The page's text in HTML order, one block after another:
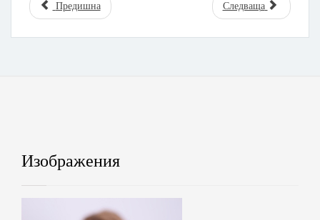
Предишна Следваща
Изображения